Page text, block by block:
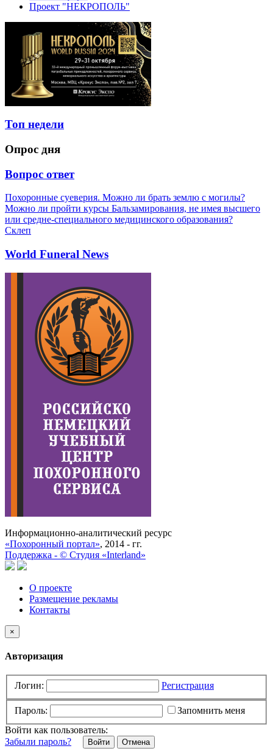
Проект "НЕКРОПОЛЬ"
Топ недели
Опрос дня
Вопрос ответ
Похоронные суеверия. Можно ли брать землю с могилы?
Можно ли пройти курсы Бальзамирования, не имея высшего
или средне-специального медицинского образования?
Склеп
World Funeral News
Информационно-аналитический ресурс
«Похоронный портал», 2014 - гг.
Поддержка - © Cтудия «Interland»
О проекте
Размещение рекламы
Контакты
×
Авторизация
Логин: Регистрация
Пароль:
Запомнить меня
Войти как пользователь:
Забыли пароль?
Отмена